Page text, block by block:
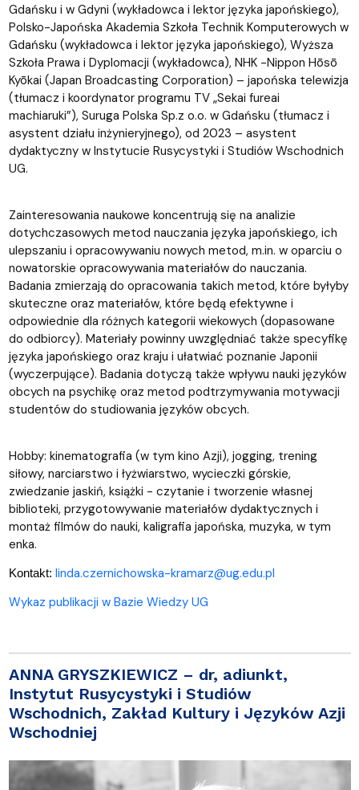
Gdańsku i w Gdyni (wykładowca i lektor języka japońskiego),
Polsko-Japońska Akademia Szkoła Technik Komputerowych w
Gdańsku (wykładowca i lektor języka japońskiego), Wyższa
Szkoła Prawa i Dyplomacji (wykładowca), NHK -Nippon Hōsō
Kyōkai (Japan Broadcasting Corporation) – japońska telewizja
(tłumacz i koordynator programu TV „Sekai fureai
machiaruki”), Suruga Polska Sp.z o.o. w Gdańsku (tłumacz i
asystent działu inżynieryjnego), od 2023 – asystent
dydaktyczny w Instytucie Rusycystyki i Studiów Wschodnich
UG.
Zainteresowania naukowe koncentrują się na analizie
dotychczasowych metod nauczania języka japońskiego, ich
ulepszaniu i opracowywaniu nowych metod, m.in. w oparciu o
nowatorskie opracowywania materiałów do nauczania.
Badania zmierzają do opracowania takich metod, które byłyby
skuteczne oraz materiałów, które będą efektywne i
odpowiednie dla różnych kategorii wiekowych (dopasowane
do odbiorcy). Materiały powinny uwzględniać także specyfikę
języka japońskiego oraz kraju i ułatwiać poznanie Japonii
(wyczerpujące). Badania dotyczą także wpływu nauki języków
obcych na psychikę oraz metod podtrzymywania motywacji
studentów do studiowania języków obcych.
Hobby: kinematografia (w tym kino Azji), jogging, trening
siłowy, narciarstwo i łyżwiarstwo, wycieczki górskie,
zwiedzanie jaskiń, książki - czytanie i tworzenie własnej
biblioteki, przygotowywanie materiałów dydaktycznych i
montaż filmów do nauki, kaligrafia japońska, muzyka, w tym
enka.
Kontakt: linda.czernichowska-kramarz@ug.edu.pl
Wykaz publikacji w Bazie Wiedzy UG
ANNA GRYSZKIEWICZ – dr, adiunkt,
Instytut Rusycystyki i Studiów
Wschodnich, Zakład Kultury i Języków Azji
Wschodniej